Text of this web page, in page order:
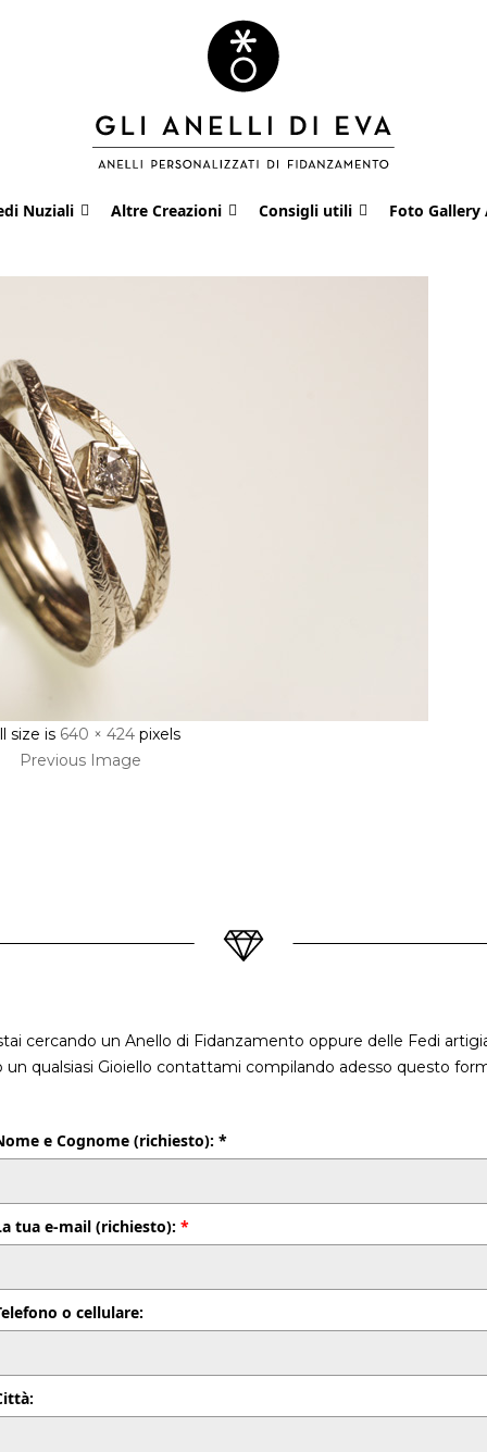
Nuziali Altre Creazioni Consigli utili Foto Gallery
size is 640 × 424 pixels
Previous Image
cercando un Anello di Fidanzamento oppure delle Fedi
un qualsiasi Gioiello contattami compilando adesso questo
e Cognome (richiesto): *
tua e-mail (richiesto): *
o cellulare: